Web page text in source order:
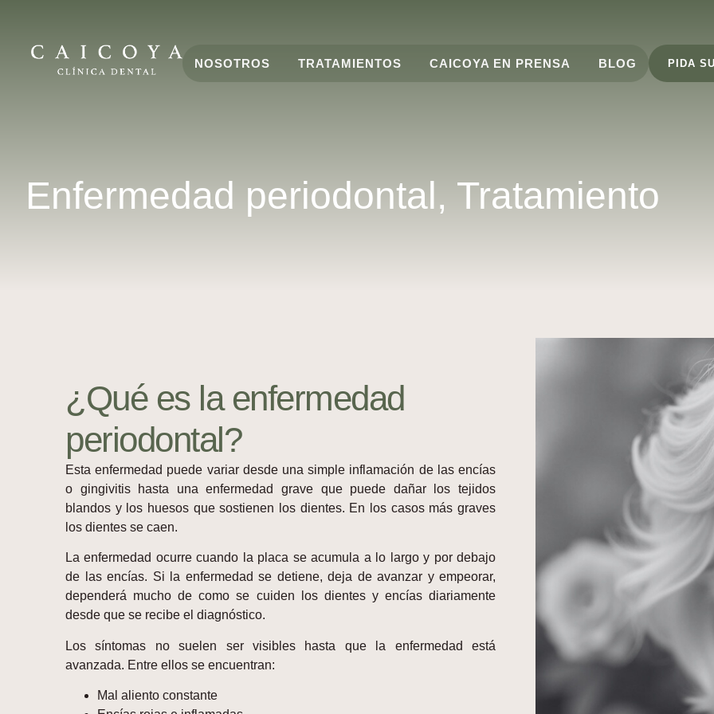
NOSOTROS TRATAMIENTOS CAICOYA EN PRENSA BLOG PIDA
Enfermedad periodontal, Tratamiento
¿Qué es la enfermedad
periodontal?
Esta enfermedad puede variar desde una simple inflamación de las encías
o gingivitis hasta una enfermedad grave que puede dañar los tejidos
blandos y los huesos que sostienen los dientes. En los casos más graves
los dientes se caen.
La enfermedad ocurre cuando la placa se acumula a lo largo y por debajo
de las encías. Si la enfermedad se detiene, deja de avanzar y empeorar,
dependerá mucho de como se cuiden los dientes y encías diariamente
desde que se recibe el diagnóstico.
Los síntomas no suelen ser visibles hasta que la enfermedad está
avanzada. Entre ellos se encuentran:
Mal aliento constante